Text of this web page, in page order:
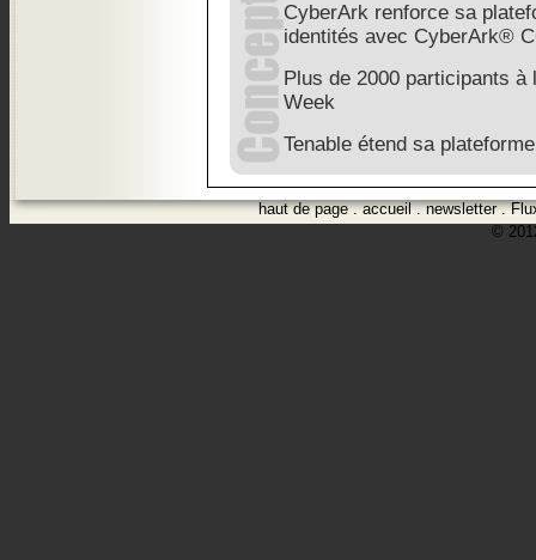
CyberArk renforce sa
identités avec CyberArk®
Plus de 2000 participants à
Week
Tenable étend sa
haut de page.accueil.newsletter.
©